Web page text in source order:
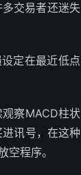
交易者还迷失
定在最近低点
察MACD柱状
讯号，在这种
程序。